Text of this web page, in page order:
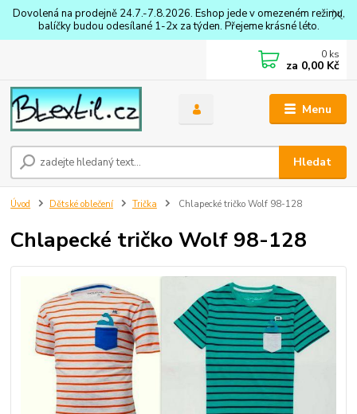
Dovolená na prodejně 24.7.-7.8.2026. Eshop jede v omezeném režimu,
balíčky budou odesílané 1-2x za týden. Přejeme krásné léto.
Menu
Hledat
0 ks
za 0,00 Kč
Úvod Dětské oblečení Trička Chlapecké tričko Wolf 98-128
Chlapecké tričko Wolf 98-128